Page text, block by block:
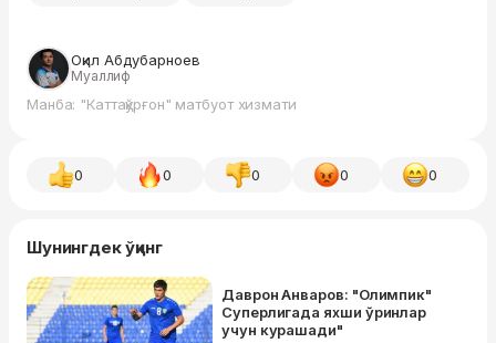
Оқил Абдубарноев
Муаллиф
Манба: "Каттақўрғон" матбуот хизмати
0 0 0 0 0
Шунингдек ўқинг
Даврон Анваров: "Олимпик"
Суперлигада яхши ўринлар
учун курашади"